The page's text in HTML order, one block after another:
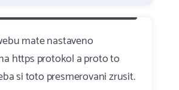
mate nastaveno
https protokol a proto to
si toto presmerovani zrusit.